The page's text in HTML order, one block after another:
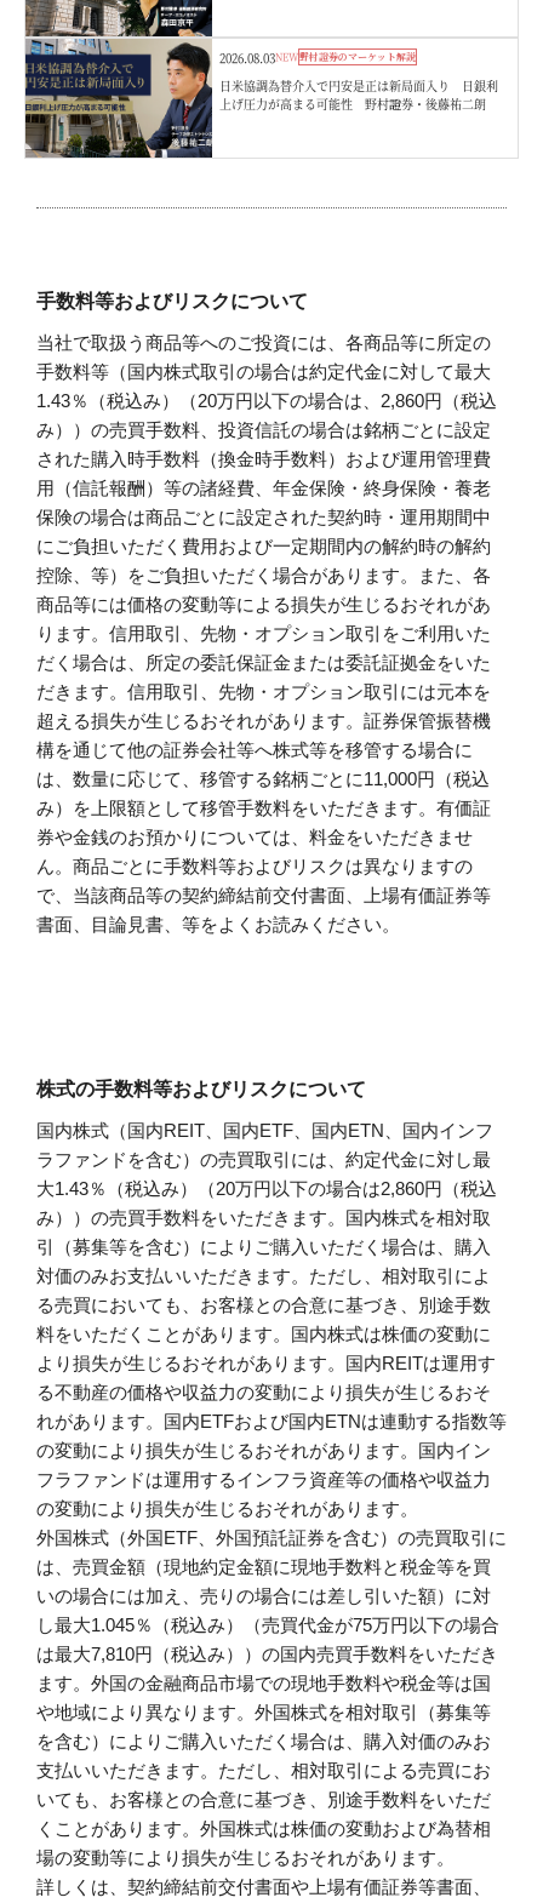
2026.08.03NEW野村證券のマーケット解説
日米協調為替介入で円安是正は新局面入り 日銀利
上げ圧力が高まる可能性 野村證券・後藤祐二朗
手数料等およびリスクについて
当社で取扱う商品等へのご投資には、各商品等に所定の
手数料等（国内株式取引の場合は約定代金に対して最大
1.43％（税込み）（20万円以下の場合は、2,860円（税込
み））の売買手数料、投資信託の場合は銘柄ごとに設定
された購入時手数料（換金時手数料）および運用管理費
用（信託報酬）等の諸経費、年金保険・終身保険・養老
保険の場合は商品ごとに設定された契約時・運用期間中
にご負担いただく費用および一定期間内の解約時の解約
控除、等）をご負担いただく場合があります。また、各
商品等には価格の変動等による損失が生じるおそれがあ
ります。信用取引、先物・オプション取引をご利用いた
だく場合は、所定の委託保証金または委託証拠金をいた
だきます。信用取引、先物・オプション取引には元本を
超える損失が生じるおそれがあります。証券保管振替機
構を通じて他の証券会社等へ株式等を移管する場合に
は、数量に応じて、移管する銘柄ごとに11,000円（税込
み）を上限額として移管手数料をいただきます。有価証
券や金銭のお預かりについては、料金をいただきませ
ん。商品ごとに手数料等およびリスクは異なりますの
で、当該商品等の契約締結前交付書面、上場有価証券等
書面、目論見書、等をよくお読みください。
株式の手数料等およびリスクについて
国内株式（国内REIT、国内ETF、国内ETN、国内インフ
ラファンドを含む）の売買取引には、約定代金に対し最
大1.43％（税込み）（20万円以下の場合は2,860円（税込
み））の売買手数料をいただきます。国内株式を相対取
引（募集等を含む）によりご購入いただく場合は、購入
対価のみお支払いいただきます。ただし、相対取引によ
る売買においても、お客様との合意に基づき、別途手数
料をいただくことがあります。国内株式は株価の変動に
より損失が生じるおそれがあります。国内REITは運用す
る不動産の価格や収益力の変動により損失が生じるおそ
れがあります。国内ETFおよび国内ETNは連動する指数等
の変動により損失が生じるおそれがあります。国内イン
フラファンドは運用するインフラ資産等の価格や収益力
の変動により損失が生じるおそれがあります。
外国株式（外国ETF、外国預託証券を含む）の売買取引に
は、売買金額（現地約定金額に現地手数料と税金等を買
いの場合には加え、売りの場合には差し引いた額）に対
し最大1.045％（税込み）（売買代金が75万円以下の場合
は最大7,810円（税込み））の国内売買手数料をいただき
ます。外国の金融商品市場での現地手数料や税金等は国
や地域により異なります。外国株式を相対取引（募集等
を含む）によりご購入いただく場合は、購入対価のみお
支払いいただきます。ただし、相対取引による売買にお
いても、お客様との合意に基づき、別途手数料をいただ
くことがあります。外国株式は株価の変動および為替相
場の変動等により損失が生じるおそれがあります。
詳しくは、契約締結前交付書面や上場有価証券等書面、